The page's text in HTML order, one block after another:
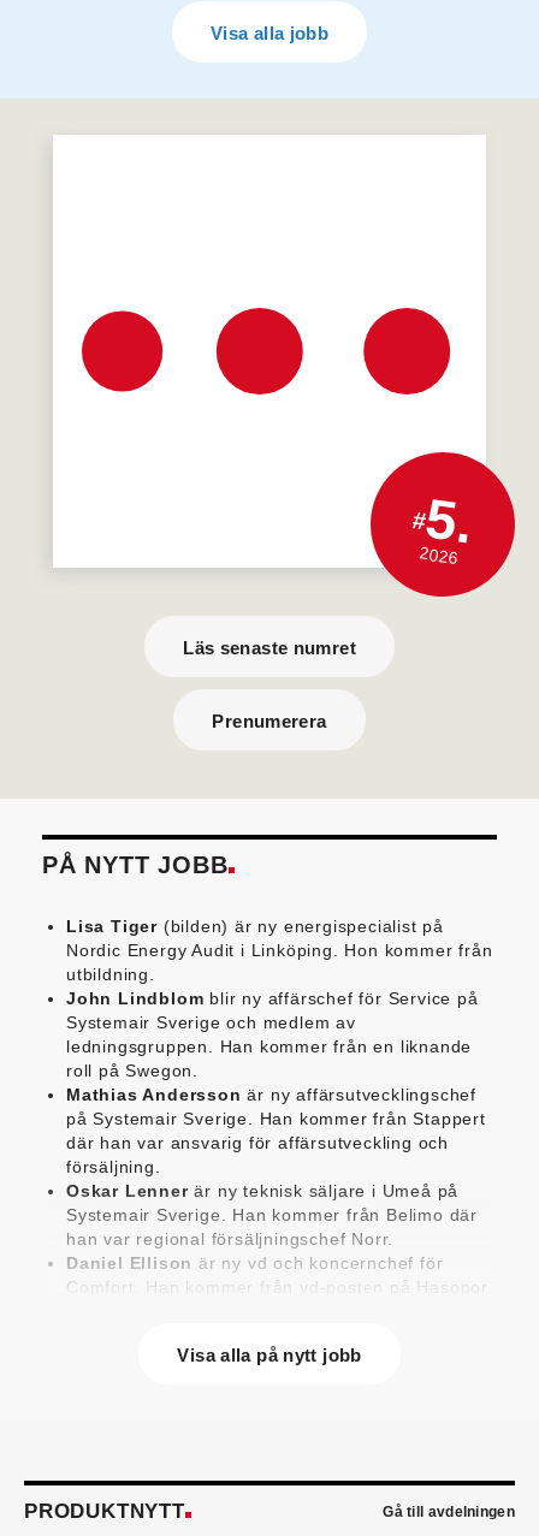
Visa alla jobb
#5.
2026
Läs senaste numret
Prenumerera
PÅ NYTT JOBB
Lisa Tiger (bilden) är ny energispecialist på
Nordic Energy Audit i Linköping. Hon kommer från
utbildning.
John Lindblom blir ny affärschef för Service på
Systemair Sverige och medlem av
ledningsgruppen. Han kommer från en liknande
roll på Swegon.
Mathias Andersson är ny affärsutvecklingschef
på Systemair Sverige. Han kommer från Stappert
där han var ansvarig för affärsutveckling och
försäljning.
Oskar Lennerär ny teknisk säljare i Umeå på
Systemair Sverige. Han kommer från Belimo där
han var regional försäljningschef Norr.
Daniel Ellison är ny vd och koncernchef för
Comfort. Han kommer från vd-posten på Hasopor.
var försäljningschef i Skandinavien.
Anastasia Anderssonär ny utvecklare av
försäljningsprocesser och produktägare på
Visa alla på nytt jobb
PRODUKTNYTT Gå till avdelningen